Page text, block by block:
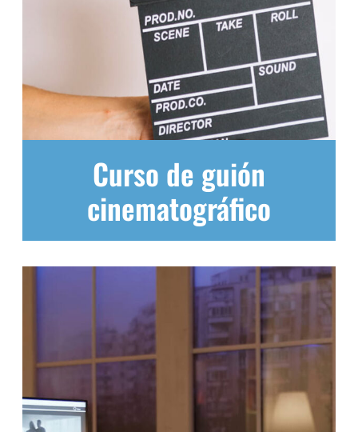
Curso de guión
cinematográfico